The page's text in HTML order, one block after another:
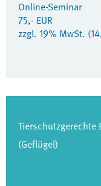
Online-Seminar
75,- EUR
zzgl. 19% MwSt.
(Geflügel)